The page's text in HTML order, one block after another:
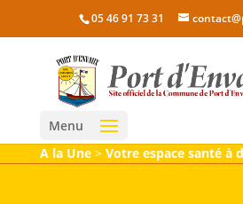
05 46 91 73 31
Menu
A la Une> Votre espace santé à